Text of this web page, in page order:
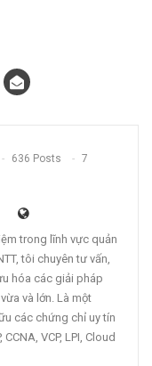
636 Posts 7
trong lĩnh vực quản
tôi chuyên tư vấn,
hóa các giải pháp
và lớn. Là một
các chứng chỉ uy tín
VCP, LPI, Cloud